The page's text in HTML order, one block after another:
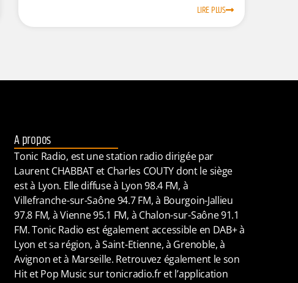
LIRE PLUS
A propos
Tonic Radio, est une station radio dirigée par
Laurent CHABBAT et Charles COUTY dont le siège
est à Lyon. Elle diffuse à Lyon 98.4 FM, à
Villefranche-sur-Saône 94.7 FM, à Bourgoin-Jallieu
97.8 FM, à Vienne 95.1 FM, à Chalon-sur-Saône 91.1
FM. Tonic Radio est également accessible en DAB+ à
Lyon et sa région, à Saint-Etienne, à Grenoble, à
Avignon et à Marseille. Retrouvez également le son
Hit et Pop Music sur tonicradio.fr et l’application